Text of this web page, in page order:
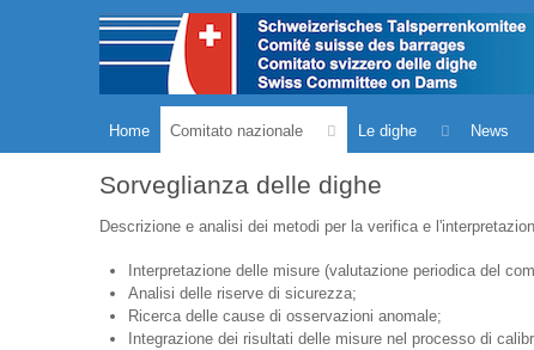
Home Comitato nazionale Le dighe News
Sorveglianza delle dighe
Descrizione e analisi dei metodi per la verifica e
Interpretazione delle misure (valutazione periodica del
Analisi delle riserve di sicurezza;
Ricerca delle cause di osservazioni anomale;
Integrazione dei risultati delle misure nel processo di